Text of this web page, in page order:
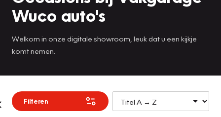
Wuco auto's
Welkom in onze digitale showroom, leuk dat u een kijkje
komt nemen.
Filteren